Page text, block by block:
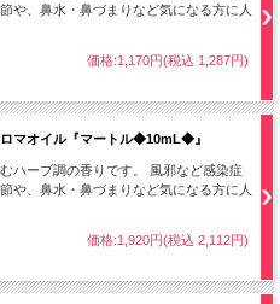
や、鼻水・鼻づまりなど気になる方に人
価格:1,170円(税込 1,287円)
ロマオイル『マートル◆10mL◆』
ハーブ調の香りです。 風邪など感染症
や、鼻水・鼻づまりなど気になる方に人
価格:1,920円(税込 2,112円)